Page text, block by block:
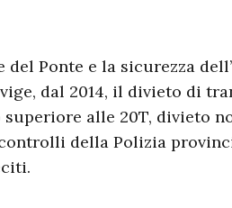
Ponte e la sicurezza
dal 2014, il divieto di
alle 20T, divieto
della Polizia